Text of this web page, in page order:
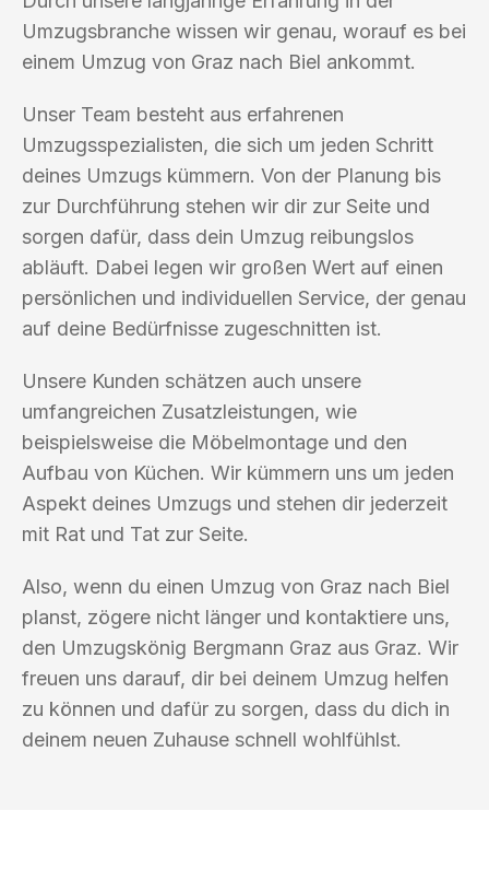
Umzugsbranche wissen wir genau, worauf es bei
einem Umzug von Graz nach Biel ankommt.
Unser Team besteht aus erfahrenen
Umzugsspezialisten, die sich um jeden Schritt
deines Umzugs kümmern. Von der Planung bis
zur Durchführung stehen wir dir zur Seite und
sorgen dafür, dass dein Umzug reibungslos
abläuft. Dabei legen wir großen Wert auf einen
persönlichen und individuellen Service, der genau
auf deine Bedürfnisse zugeschnitten ist.
Unsere Kunden schätzen auch unsere
umfangreichen Zusatzleistungen, wie
beispielsweise die Möbelmontage und den
Aufbau von Küchen. Wir kümmern uns um jeden
Aspekt deines Umzugs und stehen dir jederzeit
mit Rat und Tat zur Seite.
Also, wenn du einen Umzug von Graz nach Biel
planst, zögere nicht länger und kontaktiere uns,
den Umzugskönig Bergmann Graz aus Graz. Wir
freuen uns darauf, dir bei deinem Umzug helfen
zu können und dafür zu sorgen, dass du dich in
deinem neuen Zuhause schnell wohlfühlst.